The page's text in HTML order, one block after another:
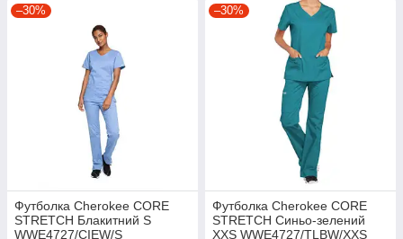
–30%
Футболка Cherokee CORE
STRETCH Блакитний S
WWE4727/CIEW/S
–30%
Футболка Cherokee CORE
STRETCH Синьо-зелений
XXS WWE4727/TLBW/XXS